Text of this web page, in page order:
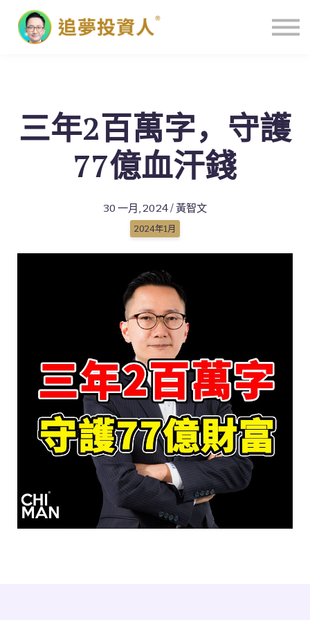
主頁
三年2百萬字，守護
77億血汗錢
30 一月, 2024 / 黃智文
2024年1月